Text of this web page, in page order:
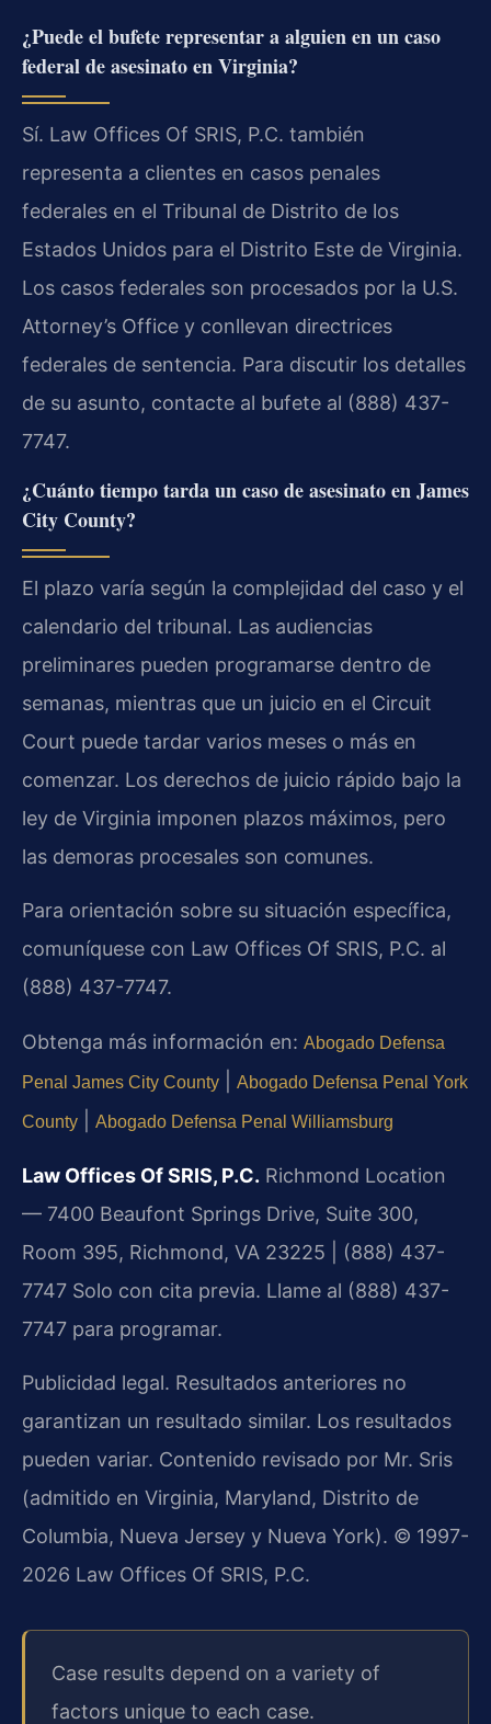
¿Puede el bufete representar a alguien en un caso
federal de asesinato en Virginia?
Sí. Law Offices Of SRIS, P.C. también
representa a clientes en casos penales
federales en el Tribunal de Distrito de los
Estados Unidos para el Distrito Este de Virginia.
Los casos federales son procesados por la U.S.
Attorney’s Office y conllevan directrices
federales de sentencia. Para discutir los detalles
de su asunto, contacte al bufete al (888) 437-
7747.
¿Cuánto tiempo tarda un caso de asesinato en James
City County?
El plazo varía según la complejidad del caso y el
calendario del tribunal. Las audiencias
preliminares pueden programarse dentro de
semanas, mientras que un juicio en el Circuit
Court puede tardar varios meses o más en
comenzar. Los derechos de juicio rápido bajo la
ley de Virginia imponen plazos máximos, pero
las demoras procesales son comunes.
Para orientación sobre su situación específica,
comuníquese con Law Offices Of SRIS, P.C. al
(888) 437-7747.
Obtenga más información en: Abogado Defensa
Penal James City County Abogado Defensa Penal York
County Abogado Defensa Penal Williamsburg
Law Offices Of SRIS, P.C. Richmond Location
— 7400 Beaufont Springs Drive, Suite 300,
Room 395, Richmond, VA 23225 | (888) 437-
7747 Solo con cita previa. Llame al (888) 437-
7747 para programar.
Publicidad legal. Resultados anteriores no
garantizan un resultado similar. Los resultados
pueden variar. Contenido revisado por Mr. Sris
(admitido en Virginia, Maryland, Distrito de
Columbia, Nueva Jersey y Nueva York). © 1997-
2026 Law Offices Of SRIS, P.C.
Case results depend on a variety of
factors unique to each case.